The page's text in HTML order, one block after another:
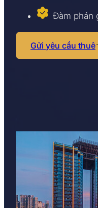
Đàm phán
Gửi yêu cầu thuê